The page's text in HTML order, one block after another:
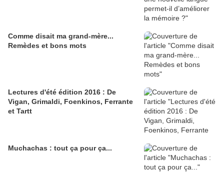
Comme disait ma grand-mère...
Remèdes et bons mots
Lectures d'été édition 2016 : De
Vigan, Grimaldi, Foenkinos, Ferrante
et Tartt
Muchachas : tout ça pour ça...